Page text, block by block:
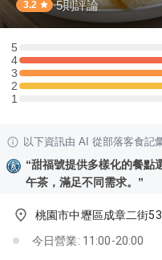
3.2 ·5則評論
5
5 星：0 則評論
4
4 星：1 則評論
3
3 星：1 則評論
2
2 星：1 則評論
11 星：0 則評論
以下資訊由 AI 從部落客食記
“甜福號提供多樣化的餐點
午茶，滿足不同需求。 ”
桃園市中壢區成章二街
今日營業: 11:00-20:00